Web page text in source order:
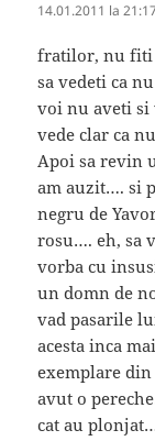
14.01.2011 la 21:17
fratilor, nu fiti
sa vedeti ca
voi nu aveti si
vede clar ca
Apoi sa revin
am auzit…. si
negru de
rosu…. eh, sa
vorba cu
un domn de
vad pasarile
acesta inca
exemplare
avut o
cat au